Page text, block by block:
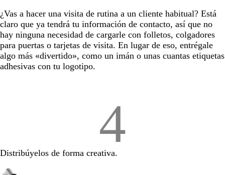
¿Vas a hacer una visita de rutina a un cliente habitual? Está
claro que ya tendrá tu información de contacto, así que no
hay ninguna necesidad de cargarle con folletos, colgadores
para puertas o tarjetas de visita. En lugar de eso, entrégale
algo más «divertido», como un imán o unas cuantas etiquetas
adhesivas con tu logotipo.
4
Distribúyelos de forma creativa.